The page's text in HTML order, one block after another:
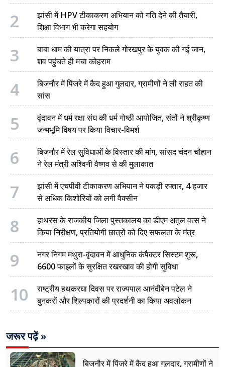
2
झांसी में HPV टीकाकरण अभियान को गति देने की तैयारी,
शिक्षा विभाग भी करेगा सहयोग
3
बाबा धाम की यात्रा पर निकले गोरखपुर के युवक की गई जान,
शव पहुंचते ही मचा कोहराम
4
बिजनौर में पिंजरे में कैद हुआ गुलदार, ग्रामीणों ने ली राहत की
सांस
5
वृंदावन में धर्म रक्षा संघ की धर्म गोष्ठी आयोजित, संतों ने श्रीकृष्ण
जन्मभूमि विषय पर किया विचार-विमर्श
6
बिजनौर में रेल सुविधाओं के विस्तार की मांग, सांसद चंदन चौहान
ने रेल मंत्री अश्विनी वैष्णव से की मुलाकात
7
झांसी में एचपीवी टीकाकरण अभियान ने पकड़ी रफ्तार, 4 हजार
से अधिक किशोरियों को लगी वैक्सीन
8
हाथरस के राजकीय जिला पुस्तकालय का डीएम अतुल वत्स ने
किया निरीक्षण, प्रतियोगी छात्रों को दिए सफलता के मंत्र
9
नगर निगम मथुरा-वृंदावन में आधुनिक कंपैक्टर सिस्टम शुरू,
6600 फाइलों के सुरक्षित रखरखाव की होगी सुविधा
10
राष्ट्रीय हथकरघा दिवस पर राज्यपाल आनंदीबेन पटेल ने
बुनकरों और शिल्पकारों की प्रदर्शनी का किया अवलोकन
जरूर पढ़ें »
बिजनौर में पिंजरे में कैद हुआ गुलदार, ग्रामीणों ने